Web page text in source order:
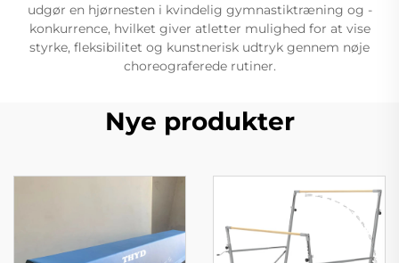
udgør en hjørnesten i kvindelig gymnastiktræning og -
konkurrence, hvilket giver atletter mulighed for at vise
styrke, fleksibilitet og kunstnerisk udtryk gennem nøje
choreograferede rutiner.
Nye produkter